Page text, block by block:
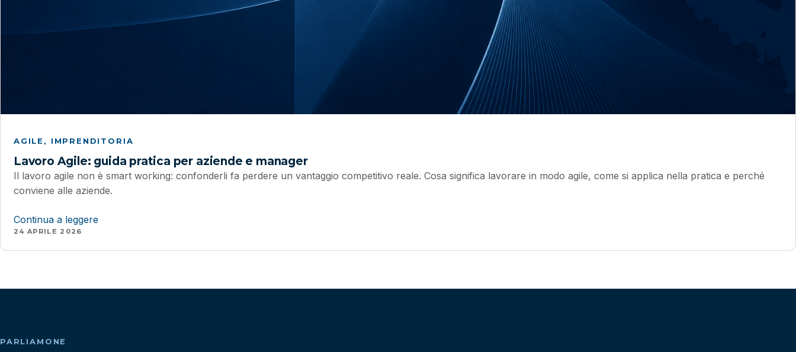
AGILE , IMPRENDITORIA
Lavoro Agile: guida pratica per aziende e manager
Il lavoro agile non è smart working: confonderli fa perdere un vantaggio competitivo reale. Cosa significa lavorare in modo agile, come si applica nella pratica e perché
conviene alle aziende.
Continua a leggere
24 APRILE 2026
PARLIAMONE